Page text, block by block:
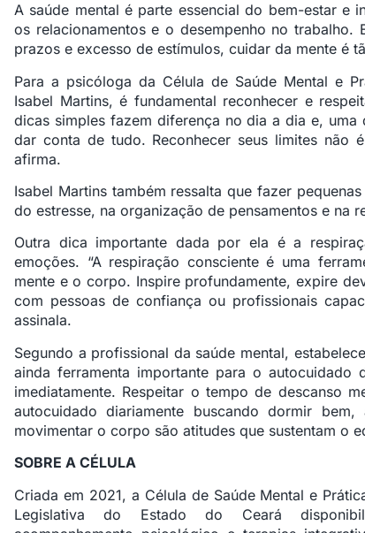
A saúde mental é parte essencial do bem-estar e
os relacionamentos e o desempenho no
prazos e excesso de estímulos, cuidar da mente é
Para a psicóloga da Célula de Saúde Mental e
Isabel Martins, é fundamental reconhecer e
dicas simples fazem diferença no dia a dia e, uma
dar conta de tudo. Reconhecer seus limites não
afirma.
Isabel Martins também ressalta que fazer
do estresse, na organização de pensamentos e na
Outra dica importante dada por ela é a
emoções. “A respiração consciente é uma
mente e o corpo. Inspire profundamente, expire
com pessoas de confiança ou profissionais
assinala.
Segundo a profissional da saúde mental,
ainda ferramenta importante para o autocuidado
imediatamente. Respeitar o tempo de descanso
autocuidado diariamente buscando dormir
movimentar o corpo são atitudes que sustentam o
SOBRE A CÉLULA
Criada em 2021, a Célula de Saúde Mental e
Legislativa do Estado do Ceará